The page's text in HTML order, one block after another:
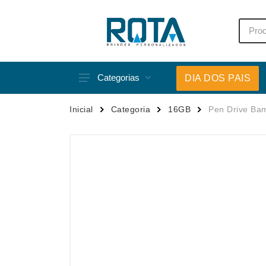
Categorias
Acessórios p/ Celular
Canecas
DIA DOS PAIS
Inicial Categoria 16GB Pen Drive